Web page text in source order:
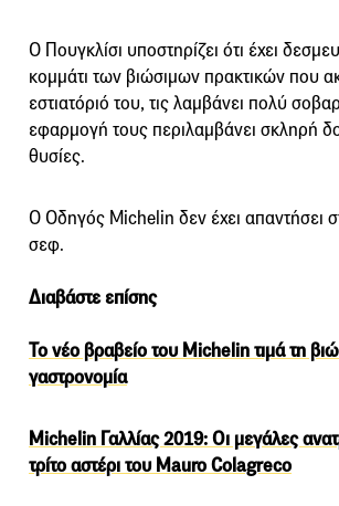
Ο Πουγκλίσι υποστηρίζει ότι έχει
κομμάτι των βιώσιμων πρακτικών που
εστιατόριό του, τις λαμβάνει πολύ
εφαρμογή τους περιλαμβάνει σκληρή
θυσίες.
Ο Οδηγός Michelin δεν έχει απαντήσει
σεφ.
Διαβάστε επίσης
Το νέο βραβείο του Michelin τιμά τη
γαστρονομία
Michelin Γαλλίας 2019: Οι μεγάλες
τρίτο αστέρι του Mauro Colagreco